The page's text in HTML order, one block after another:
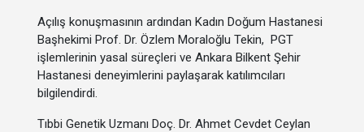
Açılış konuşmasının ardından Kadın Doğum Hastanesi
Başhekimi Prof. Dr. Özlem Moraloğlu Tekin, PGT
işlemlerinin yasal süreçleri ve Ankara Bilkent Şehir
Hastanesi deneyimlerini paylaşarak katılımcıları
bilgilendirdi.
Tıbbi Genetik Uzmanı Doç. Dr. Ahmet Cevdet Ceylan